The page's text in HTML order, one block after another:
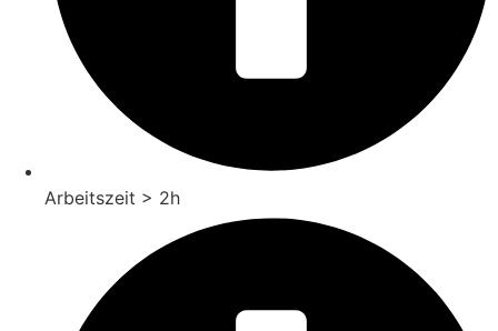
Arbeitszeit > 2h